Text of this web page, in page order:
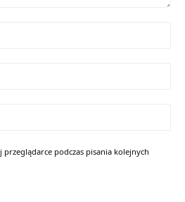
podczas pisania kolejnych